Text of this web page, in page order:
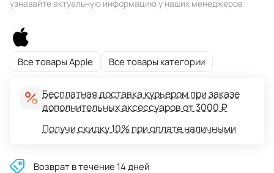
узнавайте актуальную информацию у наших менеджеров.
Все товары Apple Все товары категории
Бесплатная доставка курьером при заказе
дополнительных аксессуаров от 3000 ₽
Получи скидку 10% при оплате наличными
Возврат в течение 14 дней